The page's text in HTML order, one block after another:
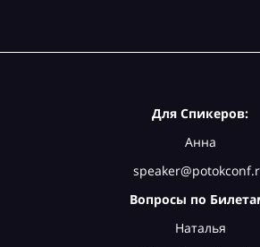
Для Спикеров:
Анна
Вопросы по
Наталья